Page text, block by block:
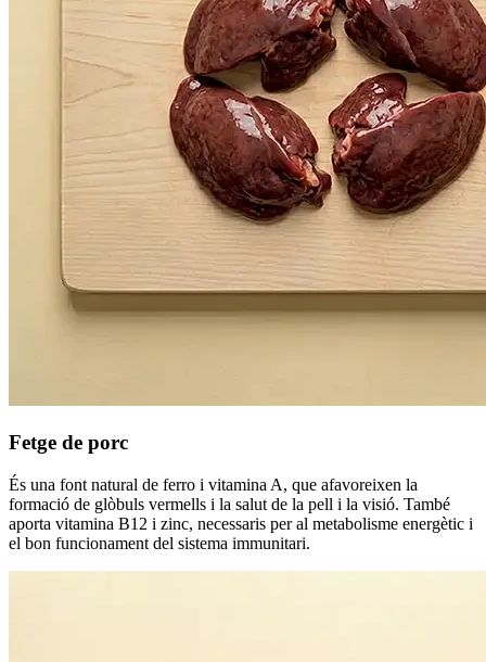
Fetge de porc
És una font natural de ferro i vitamina A, que afavoreixen la
formació de glòbuls vermells i la salut de la pell i la visió. També
aporta vitamina B12 i zinc, necessaris per al metabolisme energètic i
el bon funcionament del sistema immunitari.